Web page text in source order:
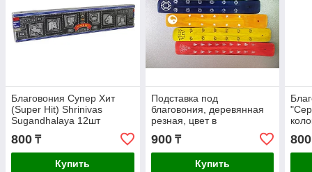
Благовония Супер Хит
(Super Hit) Shrinivas
Sugandhalaya 12шт
800 ₸
Купить
Подставка под
благовония, деревянная
резная, цвет в
ассортименте, 1шт
900₸
Купить
800